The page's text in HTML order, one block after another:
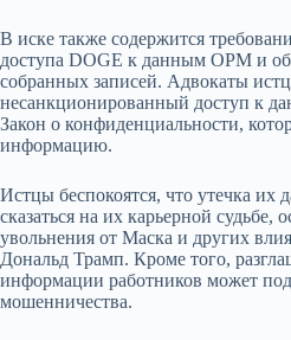
В иске также содержится
доступа DOGE к данным OPM и
собранных записей. Адвокаты
несанкционированный доступ к
Закон о конфиденциальности,
информацию.
Истцы беспокоятся, что утечка их
сказаться на их карьерной судьбе,
увольнения от Маска и других
Дональд Трамп. Кроме того,
информации работников может
мошенничества.